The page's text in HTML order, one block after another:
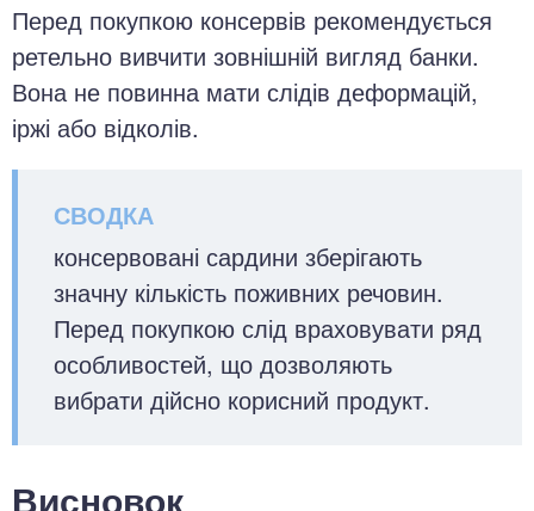
Перед покупкою консервів рекомендується
ретельно вивчити зовнішній вигляд банки.
Вона не повинна мати слідів деформацій,
іржі або відколів.
консервовані сардини зберігають
значну кількість поживних речовин.
Перед покупкою слід враховувати ряд
особливостей, що дозволяють
вибрати дійсно корисний продукт.
Висновок